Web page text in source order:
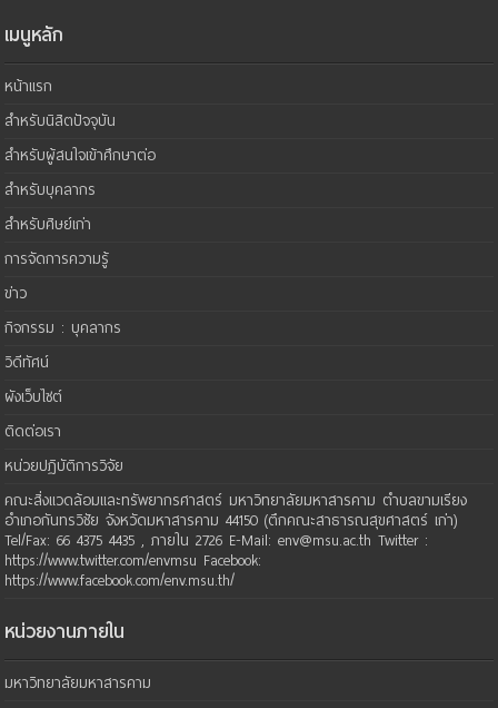
เมนูหลัก
หน้าแรก
สำหรับนิสิตปัจจุบัน
สำหรับผู้สนใจเข้าศึกษาต่อ
สำหรับบุคลากร
สำหรับศิษย์เก่า
การจัดการความรู้
ข่าว
กิจกรรม : บุคลากร
วิดีทัศน์
ผังเว็บไซต์
ติดต่อเรา
หน่วยปฏิบัติการวิจัย
คณะสิ่งแวดล้อมและทรัพยากรศาสตร์ มหาวิทยาลัยมหาสารคาม ตำบลขามเรียง
อำเภอกันทรวิชัย จังหวัดมหาสารคาม 44150 (ตึกคณะสาธารณสุขศาสตร์ เก่า)
Tel/Fax: 66 4375 4435 , ภายใน 2726 E-Mail: env@msu.ac.th Twitter :
https://www.twitter.com/envmsu Facebook:
https://www.facebook.com/env.msu.th/
หน่วยงานภายใน
มหาวิทยาลัยมหาสารคาม